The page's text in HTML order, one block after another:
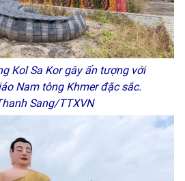
Kol Sa Kor gây ấn tượng với
Nam tông Khmer đặc sắc.
Sang/TTXVN